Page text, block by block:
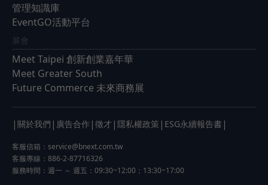
管理知識庫
EventGO活動平台
展會
Meet Taipei 創新創業嘉年華
Meet Greater South
Future Commerce 未來商務展
| 關於我們 | 廣告合作 | 徵才 | 隱私權政策 | ESG永續報告書 |
客服信箱： service@bnext.com.tw
客服專線：886-2-87716326
服務時間：週一 ～ 週五：09:30~12:00；13:30~17:00